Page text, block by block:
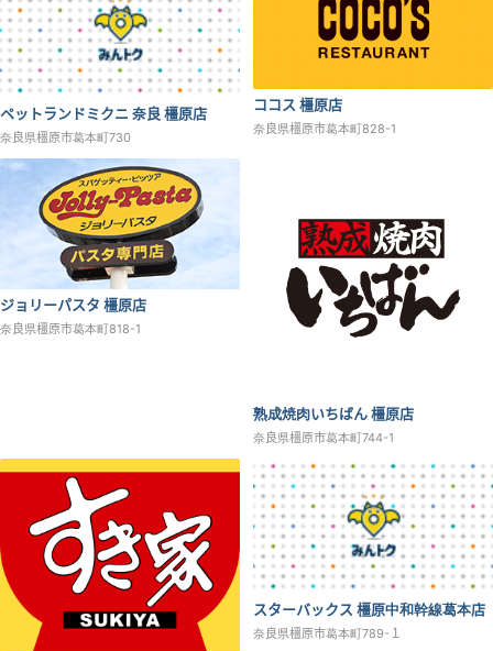
ペットランドミクニ 奈良 橿原店
奈良県橿原市葛本町730
ココス 橿原店
奈良県橿原市葛本町828-1
ジョリーパスタ 橿原店
奈良県橿原市葛本町818-1
熟成焼肉いちばん 橿原店
奈良県橿原市葛本町744-1
スターバックス 橿原中和幹線葛本店
奈良県橿原市葛本町789-１